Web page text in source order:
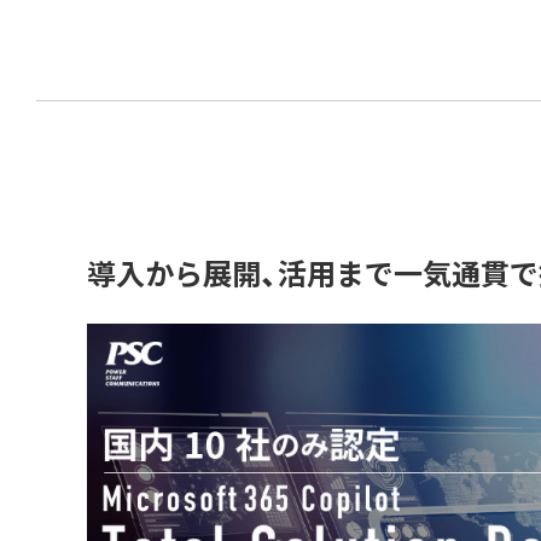
導入から展開、活用まで一気通貫